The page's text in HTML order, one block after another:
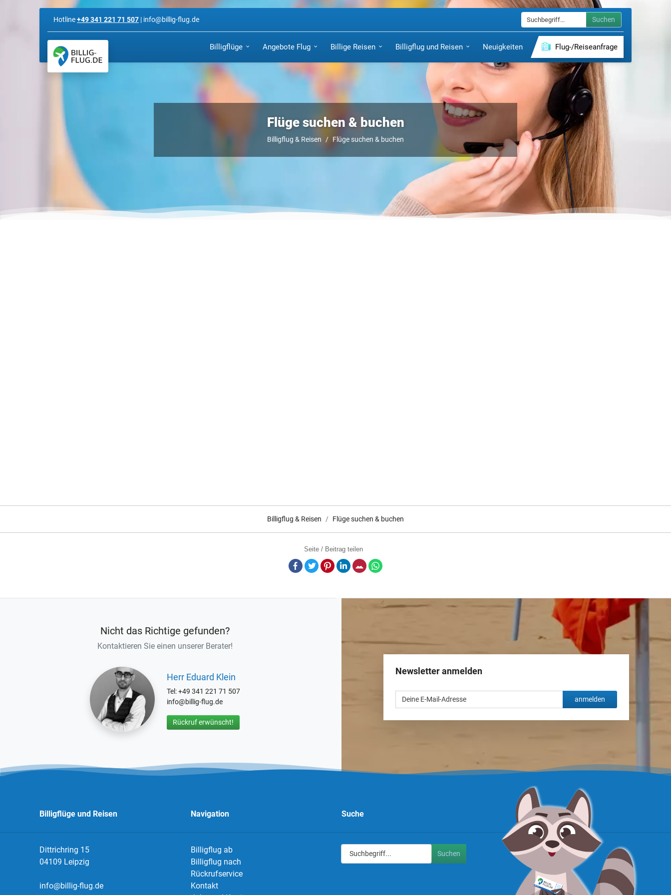
Hotline+49 341 221 71 507 | info@billig-flug.de Suchen
Billigflüge Angebote Flug Billige Reisen Billigflug und Reisen Neuigkeiten Flug-/Reiseanfrage
Flüge suchen & buchen
Billigflug & Reisen Flüge suchen & buchen
Billigflug & Reisen Flüge suchen & buchen
Seite / Beitrag teilen
Facebook
TwitterPinterestLinkedInE-Mail
Nicht das Richtige gefunden?
Kontaktieren Sie einen unserer Berater!
Herr Eduard Klein
Tel: +49 341 221 71 507
info@billig-flug.de
Rückruf erwünscht!
Newsletter anmelden
anmelden
Billigflüge und Reisen
Dittrichring 15
04109 Leipzig
info@billig-flug.de
Navigation
Billigflug ab
Billigflug nach
Rückrufservice
Kontakt
Suche
Suchen